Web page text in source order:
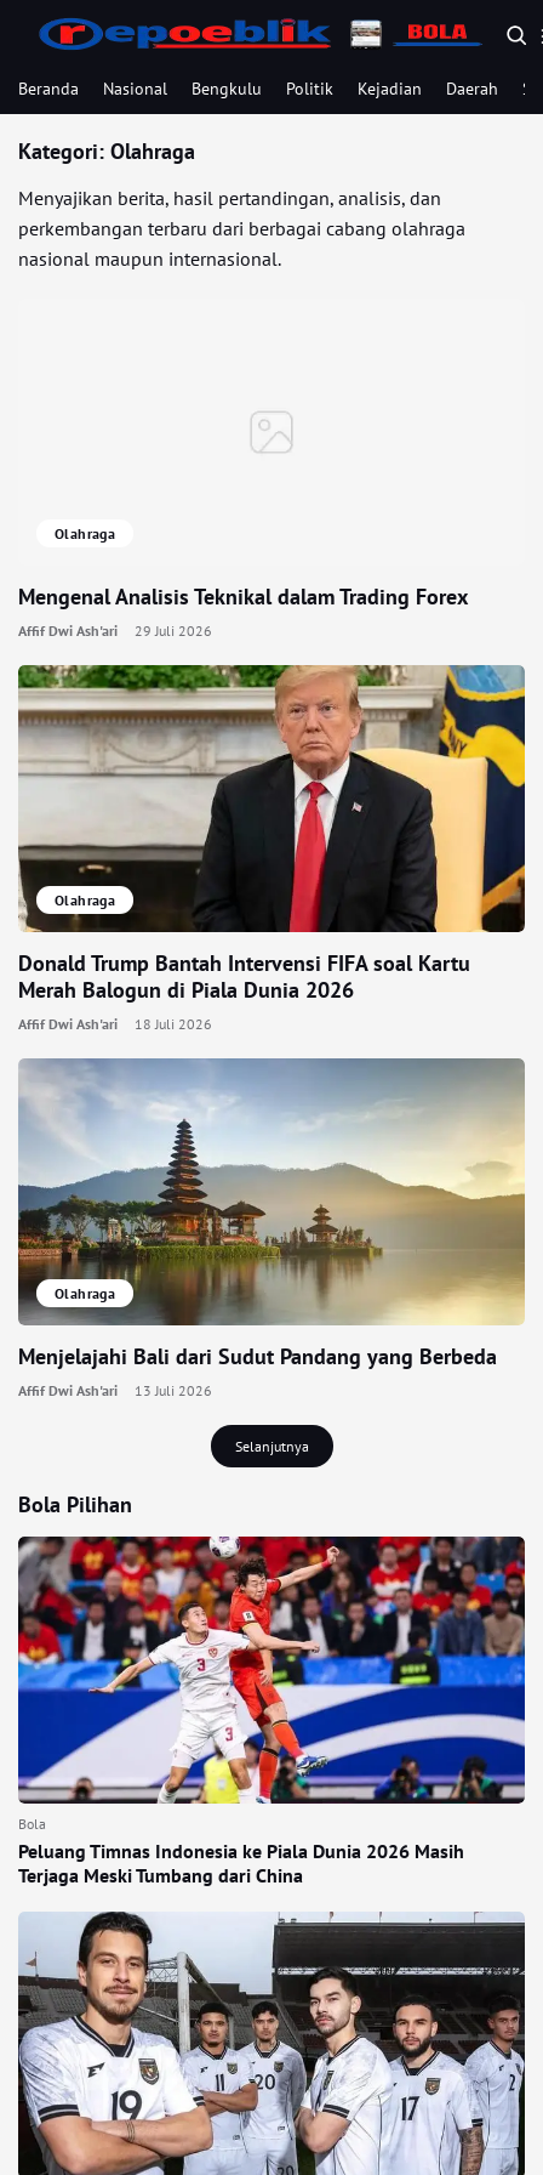
Beranda Nasional Bengkulu Politik Kejadian Daerah
Bola Pilihan
Bola
Peluang Timnas Indonesia ke Piala Dunia 2026 Masih
Terjaga Meski Tumbang dari China
Kategori: Olahraga
Menyajikan berita, hasil pertandingan, analisis, dan
perkembangan terbaru dari berbagai cabang olahraga
nasional maupun internasional.
Olahraga
Mengenal Analisis Teknikal dalam Trading Forex
Affif Dwi Ash'ari 29 Juli 2026
Olahraga
Donald Trump Bantah Intervensi FIFA soal Kartu
Merah Balogun di Piala Dunia 2026
Affif Dwi Ash'ari 18 Juli 2026
Olahraga
Menjelajahi Bali dari Sudut Pandang yang Berbeda
Affif Dwi Ash'ari 13 Juli 2026
Selanjutnya